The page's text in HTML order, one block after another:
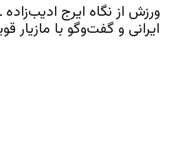
ورزش از نگاه ایرج